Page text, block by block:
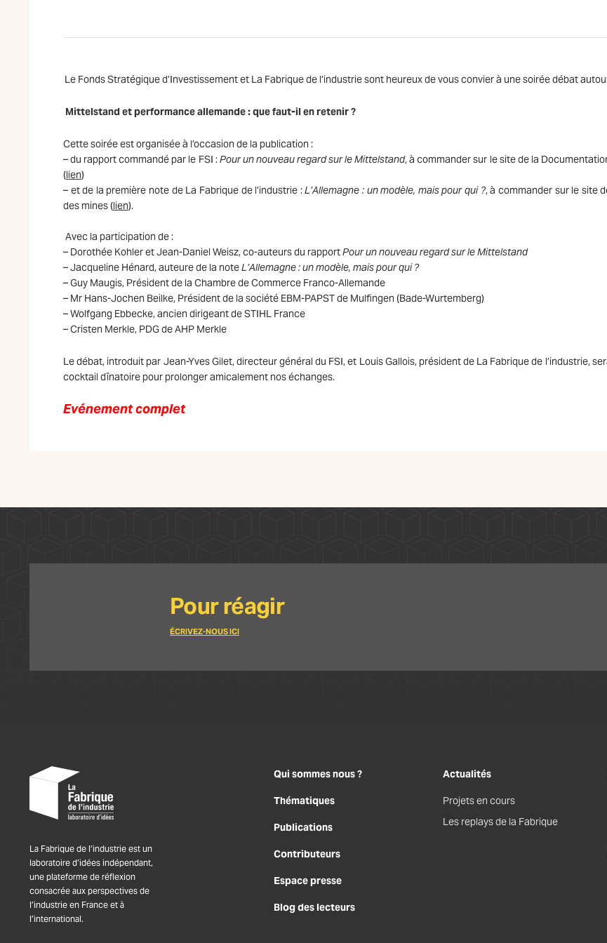
Le Fonds Stratégique d’Investissement et La Fabrique de l’industrie sont heureux de vous convier à une soirée débat
Mittelstand et performance allemande : que faut-il en retenir ?
Cette soirée est organisée à l’occasion de la publication :
– du rapport commandé par le FSI :Pour un nouveau regard sur le Mittelstand, à commander sur le site de la
(lien)
– et de la première note de La Fabrique de l’industrie :L’Allemagne : un modèle, mais pour qui ?, à commander sur le site
des mines (lien).
Avec la participation de :
– Dorothée Kohler et Jean-Daniel Weisz, co-auteurs du rapportPour un nouveau regard sur le Mittelstand
– Jacqueline Hénard, auteure de la noteL’Allemagne : un modèle, mais pour qui ?
– Guy Maugis, Président de la Chambre de Commerce Franco-Allemande
– Mr Hans-Jochen Beilke, Président de la société EBM-PAPST de Mulfingen (Bade-Wurtemberg)
– Wolfgang Ebbecke, ancien dirigeant de STIHL France
– Cristen Merkle, PDG de AHP Merkle
Le débat, introduit par Jean-Yves Gilet, directeur général du FSI, et Louis Gallois, président de La Fabrique de l’industrie,
cocktail dînatoire pour prolonger amicalement nos échanges.
Evénement complet
Pour réagir
ÉCRIVEZ-NOUS ICI
La Fabrique de l’industrie est un
laboratoire d’idées indépendant,
une plateforme de réflexion
consacrée aux perspectives de
l’industrie en France et à
l’international.
Qui sommes nous ?
Thématiques
Publications
Contributeurs
Espace presse
Blog des lecteurs
Actualités
Projets en cours
Les replays de la Fabrique